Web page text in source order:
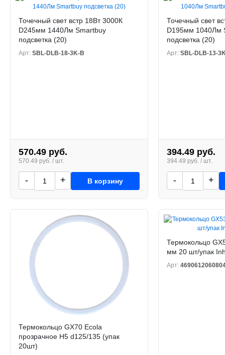
Точечный свет встр 18Вт 3000К
D245мм 1440Лм Smartbuy
подсветка (20)
Арт: SBL-DLB-18-3K-B
570.49 руб.
570.49 руб. / шт.
- + В корзину
Точечный свет
D195мм 1040Лм
подсветка (20)
Арт: SBL-DLB-13-
394.49 руб.
394.49 руб. / шт.
- +
Термокольцо GX70 Ecola
прозрачное H5 d125/135 (упак
20шт)
Термокольцо
мм 20 шт/упак
Арт: